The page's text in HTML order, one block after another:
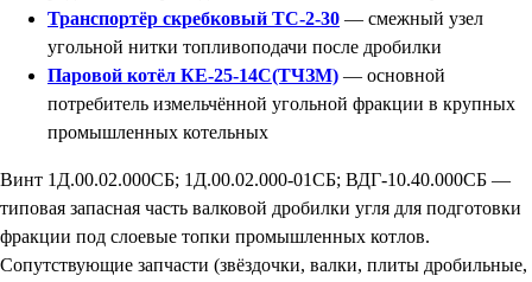
Транспортёр скребковый ТС-2-30 — смежный узел
угольной нитки топливоподачи после дробилки
Паровой котёл КЕ-25-14С(ТЧЗМ) — основной
потребитель измельчённой угольной фракции в крупных
промышленных котельных
Винт 1Д.00.02.000СБ; 1Д.00.02.000-01СБ; ВДГ-10.40.000СБ —
типовая запасная часть валковой дробилки угля для подготовки
фракции под слоевые топки промышленных котлов.
Сопутствующие запчасти (звёздочки, валки, плиты дробильные,